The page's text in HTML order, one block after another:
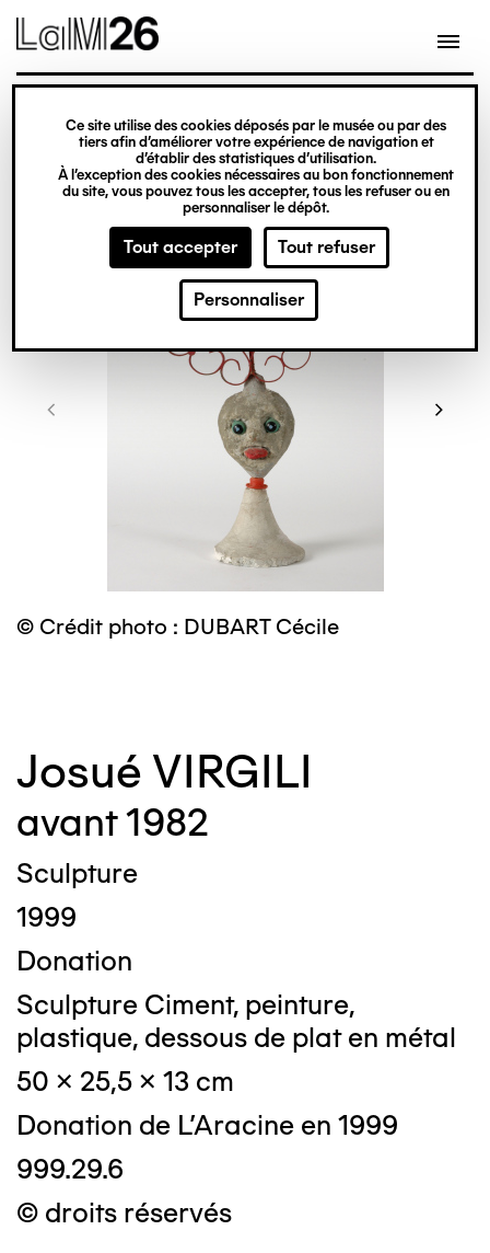
Gestion des cookies
Ce site utilise des cookies déposés par le musée ou par des
tiers afin d’améliorer votre expérience de navigation et
d’établir des statistiques d’utilisation.
À l’exception des cookies nécessaires au bon fonctionnement
du site, vous pouvez tous les accepter, tous les refuser ou en
personnaliser le dépôt.
Tout accepter Tout refuser
Personnaliser
contenu
© Crédit photo : DUBART Cécile
Josué VIRGILI
avant 1982
Sculpture
1999
Donation
Sculpture Ciment, peinture,
plastique, dessous de plat en métal
50 x 25,5 x 13 cm
Donation de L'Aracine en 1999
999.29.6
© droits réservés